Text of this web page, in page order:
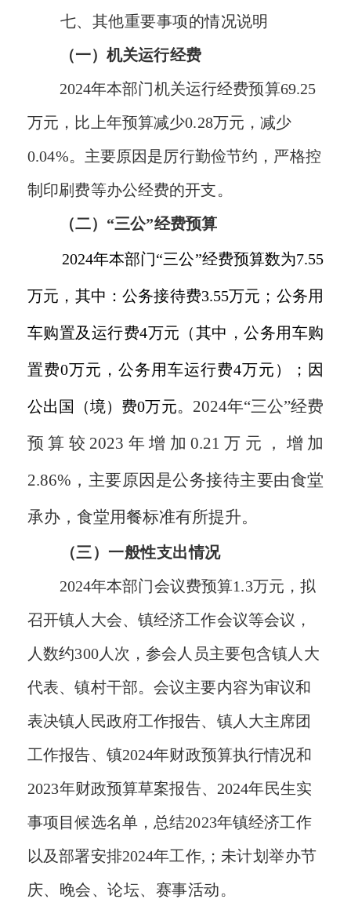
七、 其他重要事项的情况说明
（一）机关运行经费
2024年本部门机关运行经费预算69.25
万元，比上年预算减少0.28万元，减少
0.04%。主要原因是厉行勤俭节约，严格控
制印刷费等办公经费的开支。
（二） “三公”经费预算
2024年本部门“三公”经费预算数为7.55
万元，其中：公务接待费3.55万元；公务用
车购置及运行费4万元（其中，公务用车购
置费0万元，公务用车运行费4万元）；因
公出国（境）费0万元。 2024年“三公”经费
预算较 2023 年增加 0.21万元，增加
2.86% ， 主要原因是公务接待主要由食堂
承办，食堂用餐标准有所提升。
（三）一般性支出情况
2024年本部门会议费预算1.3万元，拟
召开镇人大会、镇经济工作会议等会议，
人数约300人次，参会人员主要包含镇人大
代表、镇村干部。会议主要内容为审议和
表决镇人民政府工作报告、镇人大主席团
工作报告、镇2024年财政预算执行情况和
2023年财政预算草案报告、2024年民生实
事项目候选名单，总结2023年镇经济工作
以及部署安排2024年工作,； 未计划举办节
庆、晚会、论坛、赛事活动。